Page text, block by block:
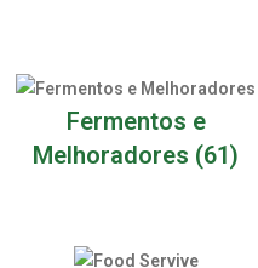
Fermentos e
Melhoradores (61)